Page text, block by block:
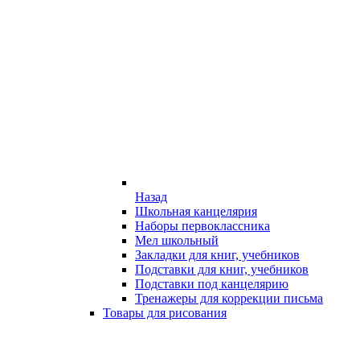
Назад
Школьная канцелярия
Наборы первоклассника
Мел школьный
Закладки для книг, учебников
Подставки для книг, учебников
Подставки под канцелярию
Тренажеры для коррекции письма
Товары для рисования